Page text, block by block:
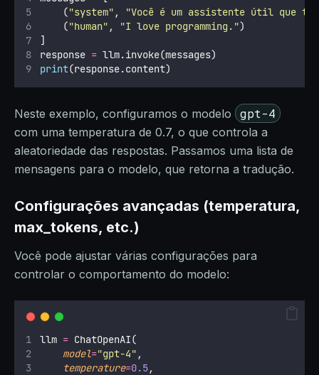
    (
"system" , "Você é um assistente útil que
    (
"human" , "I love programming. ")
]
response = llm.invoke(messages)
print(response.content)
Neste exemplo, configuramos o modelo gpt-4
com uma temperatura de 0.7, o que controla a
aleatoriedade das respostas. Passamos uma lista de
mensagens para o modelo, que retorna a tradução.
Configurações avançadas (temperatura,
max_tokens, etc.)
Você pode ajustar várias configurações para
controlar o comportamento do modelo:
llm = ChatOpenAI(
model="gpt-4" ,
temperature=0.5,